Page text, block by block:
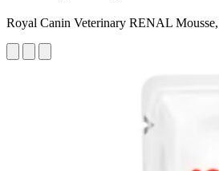
Royal Canin Veterinary RENAL